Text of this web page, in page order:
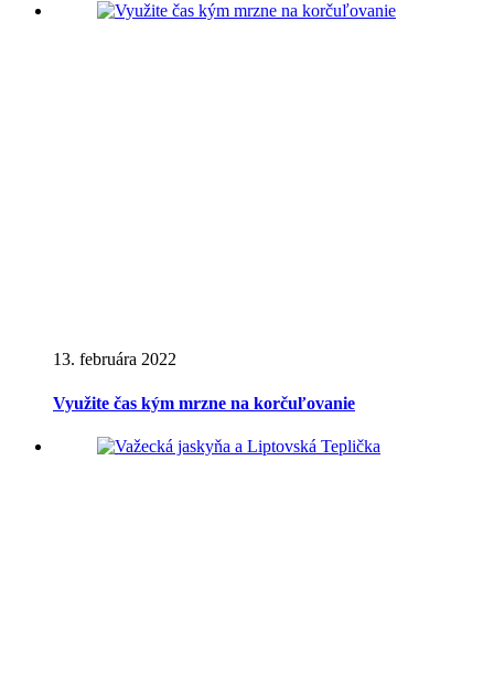
13. februára 2022
Využite čas kým mrzne na korčuľovanie